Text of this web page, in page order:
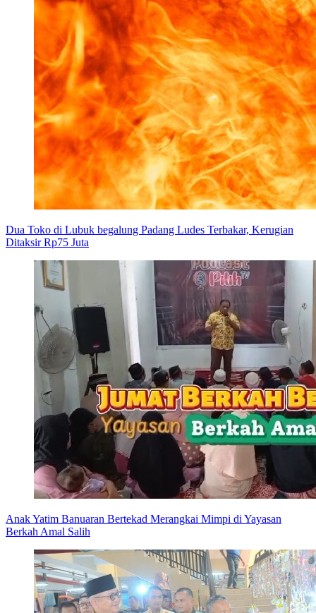
Dua Toko di Lubuk begalung Padang Ludes Terbakar, Kerugian
Ditaksir Rp75 Juta
Anak Yatim Banuaran Bertekad Merangkai Mimpi di Yayasan
Berkah Amal Salih